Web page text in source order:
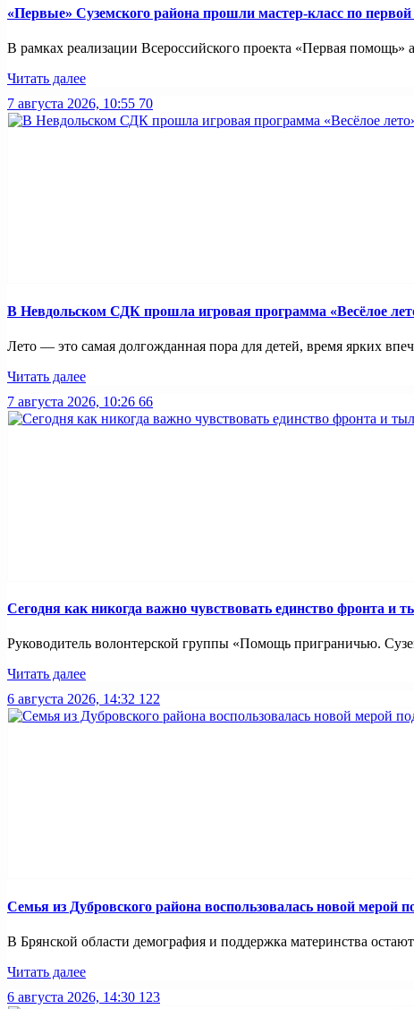
«Первые» Суземского района прошли мастер-класс по
В рамках реализации Всероссийского проекта «Первая помощь»
Читать далее
7 августа 2026, 10:55 70
В Невдольском СДК прошла игровая программа «Весёлое
Лето — это самая долгожданная пора для детей, время ярких
Читать далее
7 августа 2026, 10:26 66
Сегодня как никогда важно чувствовать единство фронта и
Руководитель волонтерской группы «Помощь приграничью.
Читать далее
6 августа 2026, 14:32 122
Семья из Дубровского района воспользовалась новой мерой
В Брянской области демография и поддержка материнства
Читать далее
6 августа 2026, 14:30 123